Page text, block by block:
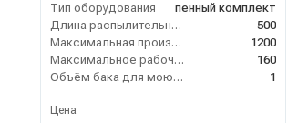
Тип оборудования
пенный комплект
Длина распылительного копья (мм)
500
Максимальная производительность по воде (л/ч)
1200
Максимальное рабочее давление (бар)
160
Объём бака для моющего средства (л)
1
Цена